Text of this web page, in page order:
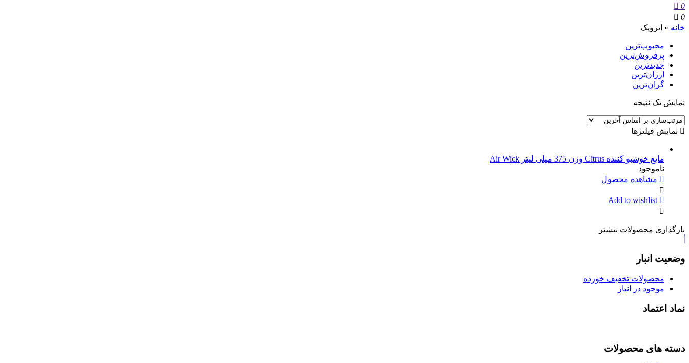
0
0
خانه » ایرویک
محبوب‌ترین
پرفروش‌ترین
جدیدترین
ارزان‌ترین
گران‌ترین
نمایش یک نتیجه
نمایش فیلترها
مایع خوشبو کننده Citrus وزن 375 میلی لیتر Air Wick
ناموجود
مشاهده محصول
Add to wishlist
بارگذاری محصولات بیشتر
وضعیت انبار
محصولات تخفیف خورده
موجود در انبار
نماد اعتماد
دسته های محصولات